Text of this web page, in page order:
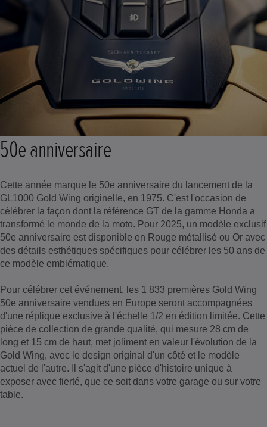
50e anniversaire
Cette année marque le 50e anniversaire du lancement de la
GL1000 Gold Wing originelle, en 1975. C'est l'occasion de
célébrer la façon dont la référence GT de la gamme Honda a
transformé le monde de la moto. Pour 2025, un modèle exclusif
50e anniversaire est disponible en Rouge métallisé ou Or avec
des détails esthétiques spécifiques pour célébrer les 50 ans de
ce modèle emblématique.
Pour célébrer cet événement, les 1 833 premières Gold Wing
50e anniversaire vendues en Europe seront accompagnées
d'une réplique exclusive à l'échelle 1/2 en édition limitée. Cette
pièce de collection de grande qualité, qui mesure 28 cm de
long et 15 cm de haut, met joliment en valeur l'évolution de la
Gold Wing, avec le design original d'un côté et le modèle
actuel de l'autre. Il s'agit d'une pièce d'histoire unique à
exposer avec fierté, que ce soit dans votre garage ou sur votre
table.